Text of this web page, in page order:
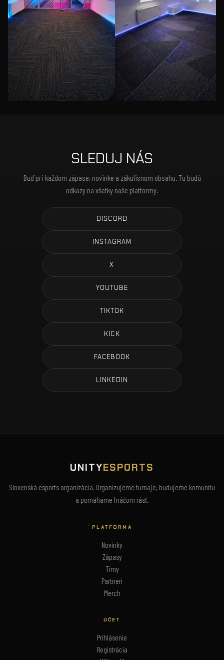
SLEDUJ NÁS
Buď pri každom zápase, novinke a zákulisnom obsahu. Tu budú
odkazy na všetky naše platformy.
DISCORD
INSTAGRAM
X
YOUTUBE
TIKTOK
KICK
FACEBOOK
LINKEDIN
UNITYESPORTS
Slovenská esports organizácia. Organizujeme turnaje, budujeme komunitu
a pomáhame hráčom rásť.
PLATFORMA
Novinky
Zápasy
Tímy
Partneri
Merch
ÚČET
Prihlásenie
Registrácia